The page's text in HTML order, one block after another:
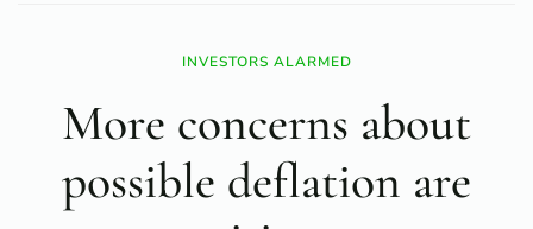
INVESTORS ALARMED
More concerns about
possible deflation are